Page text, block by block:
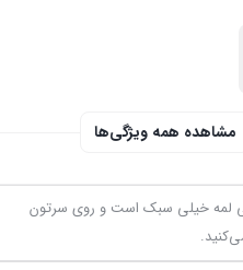
مشاهده همه ویژگی‌ها
لمه خیلی سبک است و روی سرتون